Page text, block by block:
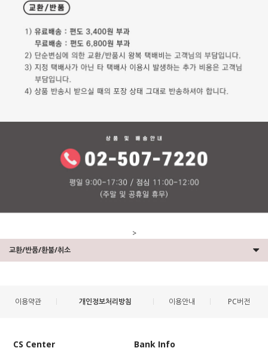
>
교환/반품/환불/취소
이용약관 개인정보처리방침 이용안내 PC버전
CS Center Bank Info